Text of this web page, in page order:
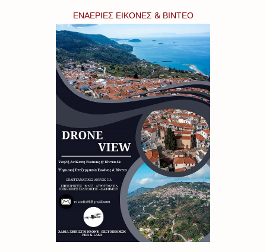
ΕΝΑΕΡΙΕΣ ΕΙΚΟΝΕΣ & ΒΙΝΤΕΟ